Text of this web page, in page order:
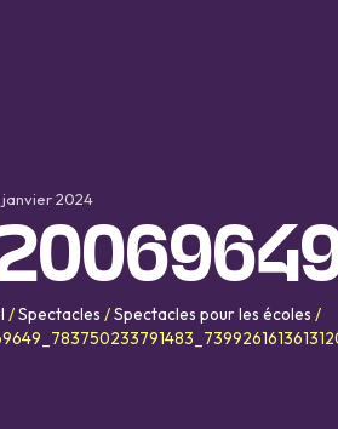
janvier 2024
/Spectacles /Spectacles pour les écoles /